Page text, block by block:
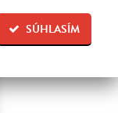
SÚHLASÍM